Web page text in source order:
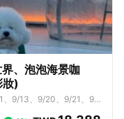
界、泡泡海景咖
)
9/13、9/20、9/21、9/